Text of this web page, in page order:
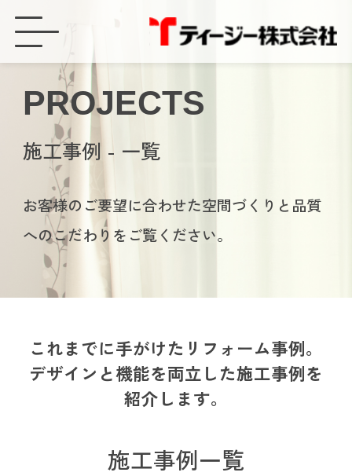
PROJECTS
施工事例 - 一覧
お客様のご要望に合わせた空間づくりと品質
へのこだわりをご覧ください。
これまでに手がけたリフォーム事例。
デザインと機能を両立した施工事例を
紹介します。
施工事例一覧